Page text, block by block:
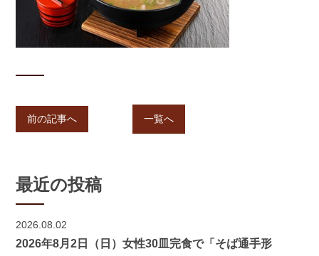
前の記事へ 一覧へ
最近の投稿
2026.08.02
2026年8月2日（日）女性30皿完食で「そば通手形